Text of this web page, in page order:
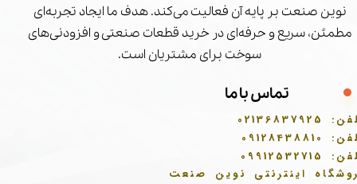
نوین صنعت بر پایه آن فعالیت می‌کند. هدف ما ایجاد تجربه‌ای
مطمئن، سریع و حرفه‌ای در خرید قطعات صنعتی و افزودنی‌های
سوخت برای مشتریان است.
تماس با ما
02136837925
09128438810
09912532715
اینترنتی نوین صنعت